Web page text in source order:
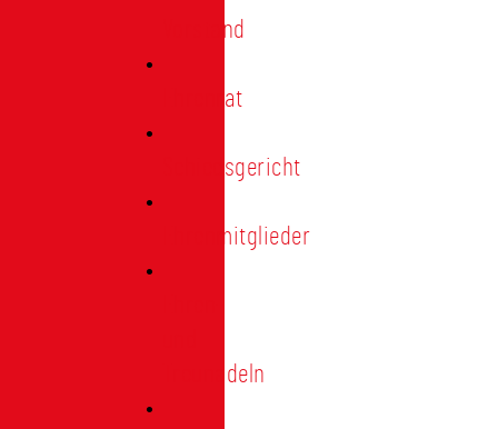
Vorstand
Ehrenrat
Schiedsgericht
Ehrenmitglieder
Treunadeln